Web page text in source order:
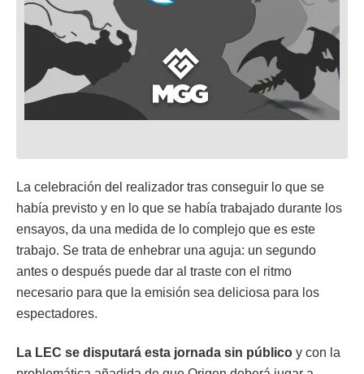
La celebración del realizador tras conseguir lo que se
había previsto y en lo que se había trabajado durante los
ensayos, da una medida de lo complejo que es este
trabajo. Se trata de enhebrar una aguja: un segundo
antes o después puede dar al traste con el ritmo
necesario para que la emisión sea deliciosa para los
espectadores.
La LEC se disputará esta jornada sin público y con la